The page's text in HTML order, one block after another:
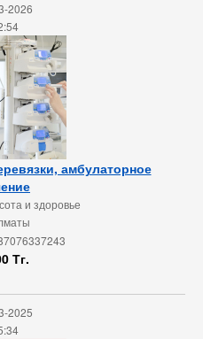
2026
амбулаторное
и здоровье
Тг.
2025